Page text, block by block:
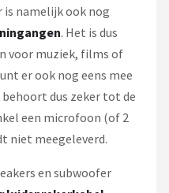
is namelijk ook nog
. Het is dus
voor muziek, films of
er ook nog eens mee
behoort dus zeker tot de
een microfoon (of 2
niet meegeleverd.
en subwoofer